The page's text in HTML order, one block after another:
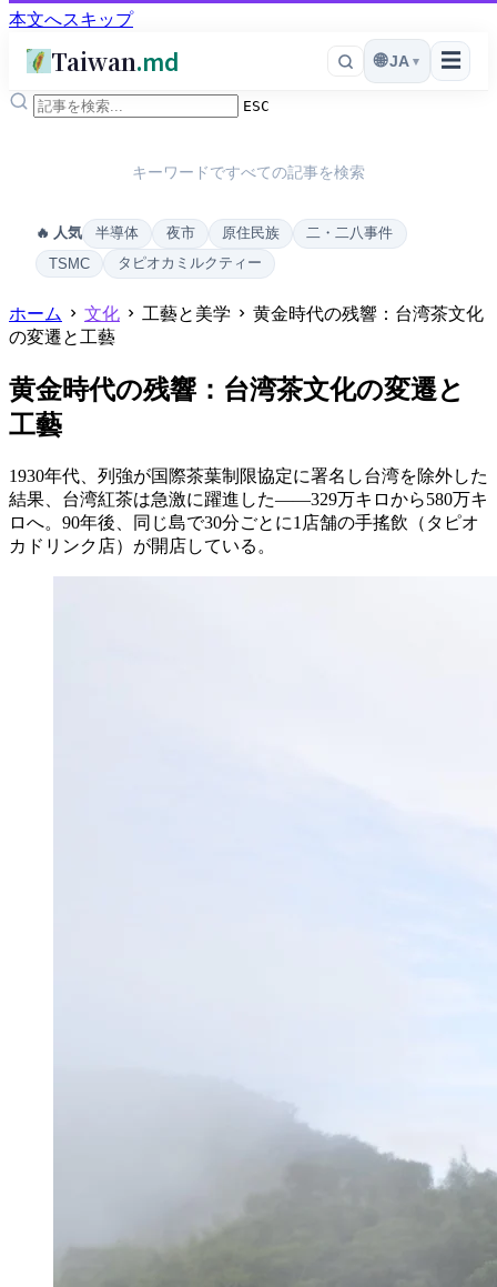
本文へスキップ
Taiwan.md ☰
🌐 JA ▾
ESC
キーワードですべての記事を検索
🔥 人気 半導体 夜市 原住民族
二・二八事件
TSMC
タピオカミルクティー
ホーム 文化 工藝と美学
黄金時代の残響：台湾茶文化
の変遷と工藝
黄金時代の残響：台湾茶文化の変遷と
工藝
1930年代、列強が国際茶葉制限協定に署名し台湾を除外した
結果、台湾紅茶は急激に躍進した——329万キロから580万キ
ロへ。90年後、同じ島で30分ごとに1店舗の手搖飲（タピオ
カドリンク店）が開店している。